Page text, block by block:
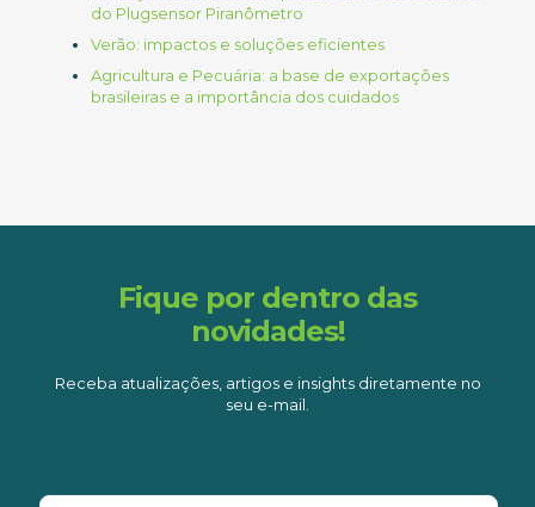
do Plugsensor Piranômetro
Verão: impactos e soluções eficientes
Agricultura e Pecuária: a base de exportações
brasileiras e a importância dos cuidados
Fique por dentro das
novidades!
Receba atualizações, artigos e insights diretamente no
seu e-mail.